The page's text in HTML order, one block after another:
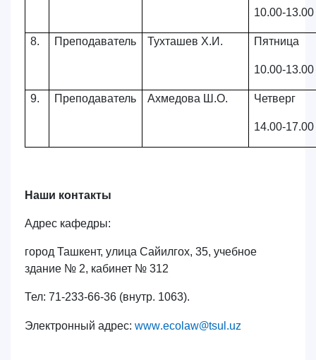
10.00-13.00
8. Преподаватель Тухташев Х.И. Пятница
10.00-13.00
9. Преподаватель Ахмедова Ш.О. Четверг
14.00-17.00
Наши контакты
Адрес кафедры:
город Ташкент, улица Cайилгох, 35, учебное
здание № 2, кабинет № 312
Тел: 71-233-66-36 (внутр. 1063).
Электронный адрес: www.ecolaw@tsul .uz